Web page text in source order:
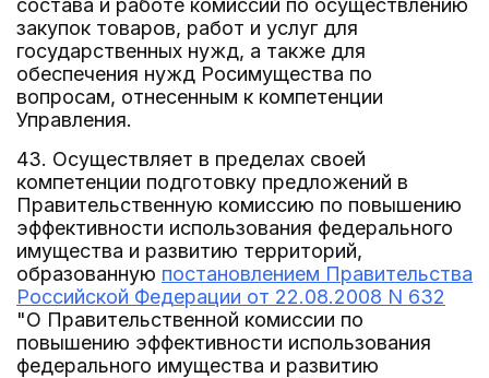
состава и работе комиссий по осуществлению
закупок товаров, работ и услуг для
государственных нужд, а также для
обеспечения нужд Росимущества по
вопросам, отнесенным к компетенции
Управления.
43. Осуществляет в пределах своей
компетенции подготовку предложений в
Правительственную комиссию по повышению
эффективности использования федерального
имущества и развитию территорий,
образованную постановлением Правительства
Российской Федерации от 22.08.2008 N 632
"О Правительственной комиссии по
повышению эффективности использования
федерального имущества и развитию